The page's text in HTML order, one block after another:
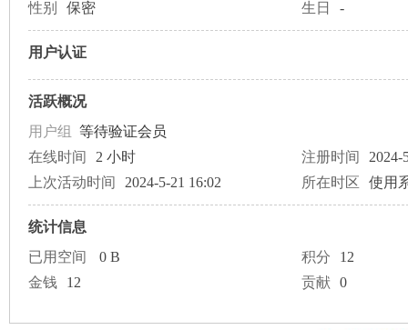
性别 保密 生日 -
用户认证
活跃概况
用户组 等待验证会员
在线时间
2 小时 注册时间
2024-
上次活动时间
2024-5-21 16:02 所在时区 使用
统计信息
已用空间
0 B 积分
12
金钱
12 贡献 0